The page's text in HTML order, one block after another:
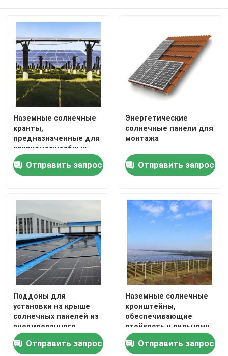
Дом
Продукты
Видео
О нас
Проверка качества
Свяжитесь мы
Спросите цитату
Система установки панели солнечных батарей
Кронштейны панели солнечных батарей
Наземные солнечные
кранты,
предназначенные для
крупномасштабных
солнечных
фотоэлектрических
регулировкой на месте
Отправить запрос
Энергетические
солнечные панели для
монтажа
Отправить запрос
Поддоны для
установки на крыше
солнечных панелей из
анодированного
алюминия для
повышения
Отправить запрос
Наземные солнечные
кронштейны,
обеспечивающие
стойкость к сильному
ветру и снегу с
уникальным дизайном
Отправить запрос